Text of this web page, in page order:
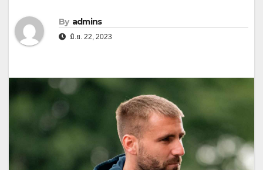
By admins
มิ.ย. 22, 2023